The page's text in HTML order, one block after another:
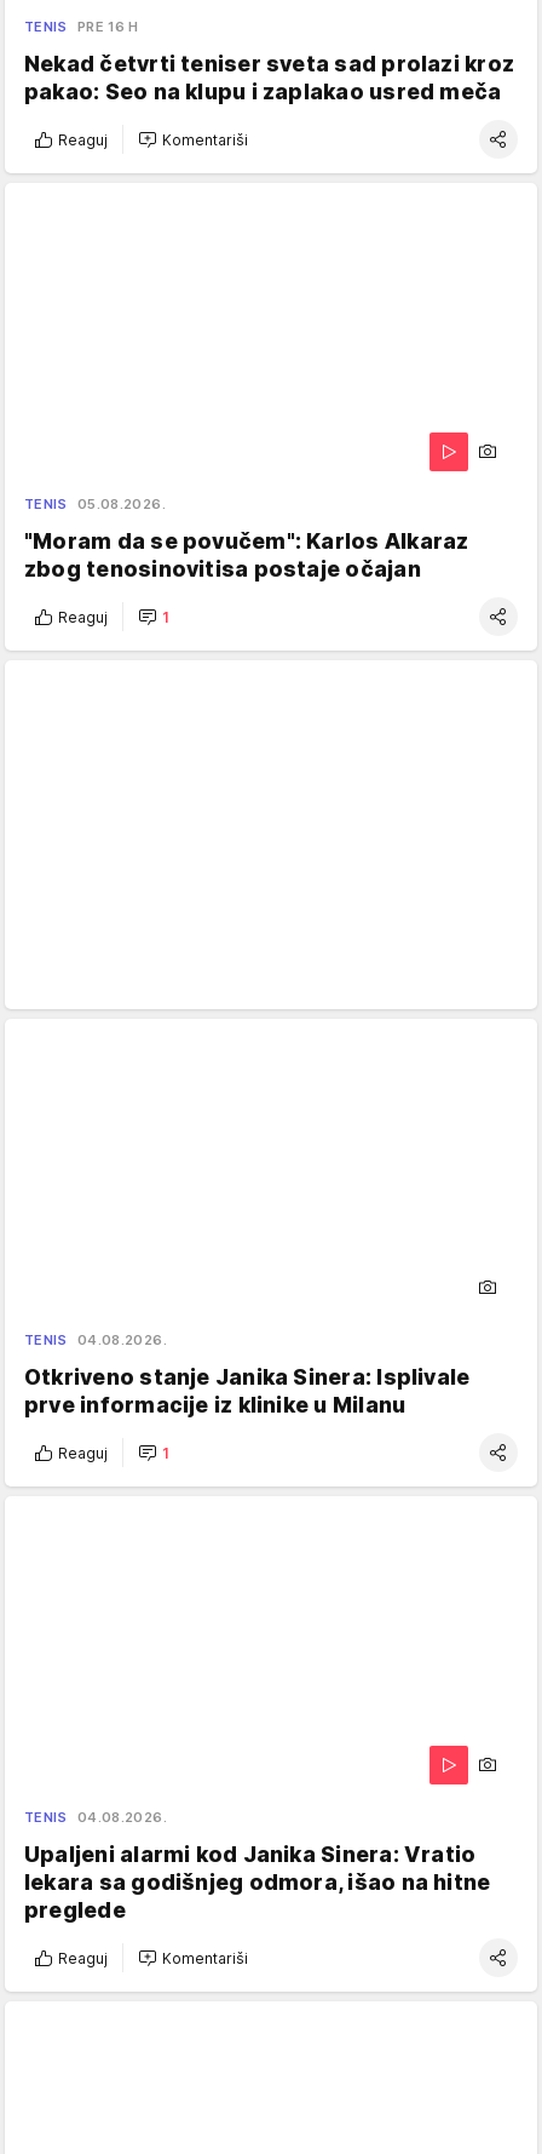
TENIS PRE 16 H
Nekad četvrti teniser sveta sad prolazi kroz
pakao: Seo na klupu i zaplakao usred meča
Reaguj Komentariši
TENIS 05.08.2026.
"Moram da se povučem": Karlos Alkaraz
zbog tenosinovitisa postaje očajan
Reaguj 1
TENIS 04.08.2026.
Otkriveno stanje Janika Sinera: Isplivale
prve informacije iz klinike u Milanu
Reaguj 1
TENIS 04.08.2026.
Upaljeni alarmi kod Janika Sinera: Vratio
lekara sa godišnjeg odmora, išao na hitne
preglede
Reaguj Komentariši